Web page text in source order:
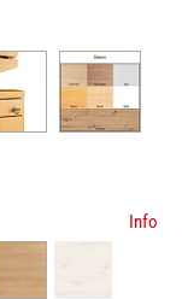
Info